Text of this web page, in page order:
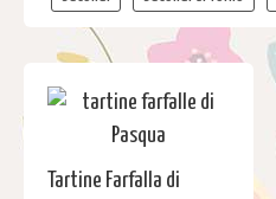
Tartine Farfalla di